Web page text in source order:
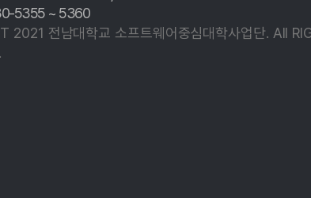
5355 ~ 5360
2021 전남대학교 소프트웨어중심대학사업단. All